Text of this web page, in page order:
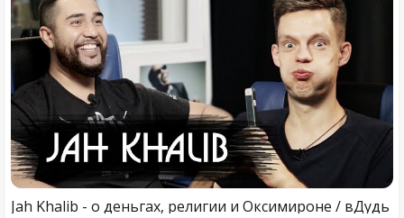
Jah Khalib - о деньгах, религии и Оксимироне / вДудь